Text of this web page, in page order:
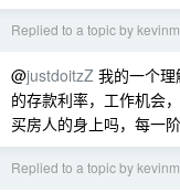
Replied to a topic by
@justdoitzZ 我的一个
的存款利率，工作机会
买房人的身上吗，每一
Replied to a topic by